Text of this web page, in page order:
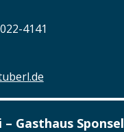
4141
Gasthaus Sponsel